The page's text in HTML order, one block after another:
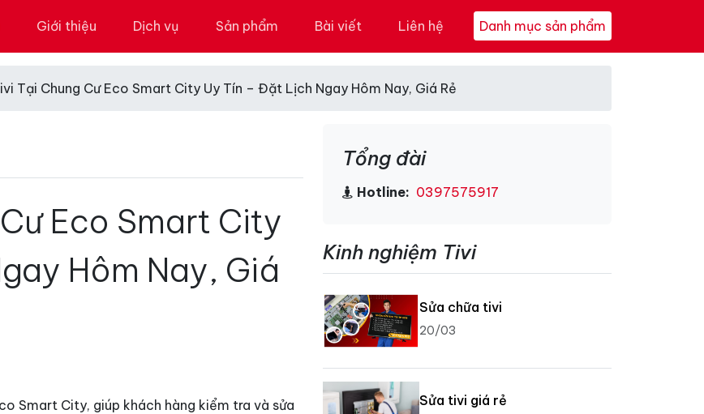
Giới thiệu Dịch vụ Sản phẩm Bài viết Liên hệ Danh mục sản phẩm
Tại Chung Cư Eco Smart City Uy Tín – Đặt Lịch Ngay Hôm Nay, Giá Rẻ
Eco Smart City
Hôm Nay, Giá
Smart City, giúp khách hàng kiểm tra và sửa
Tổng đài
Hotline: 0397575917
Kinh nghiệm Tivi
Sửa chữa tivi
20/03
Sửa tivi giá rẻ